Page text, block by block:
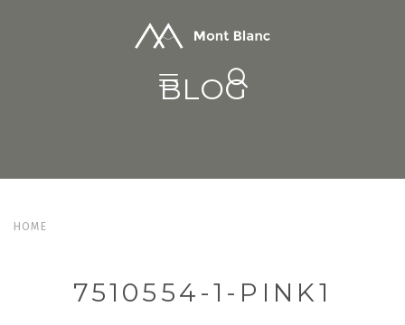
BLOG
HOME
7510554-1-PINK1